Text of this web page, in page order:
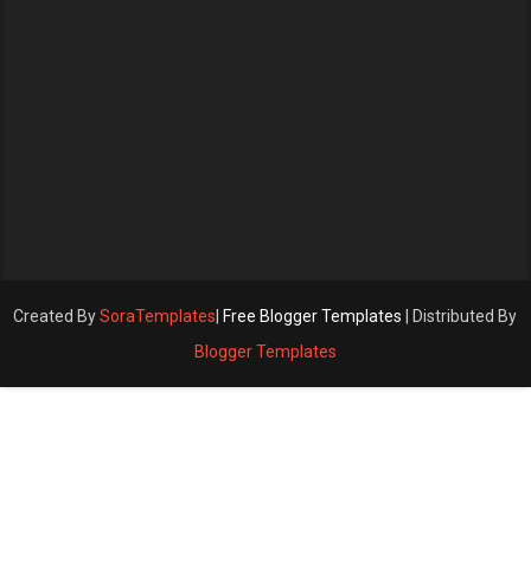
Created BySoraTemplates Free Blogger Templates | Distributed By
Blogger Templates